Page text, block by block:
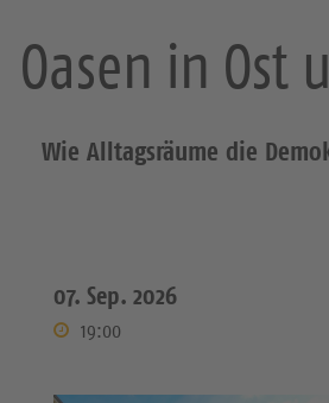
Oasen in Ost
Wie Alltagsräume die
07. Sep. 2026
19:00